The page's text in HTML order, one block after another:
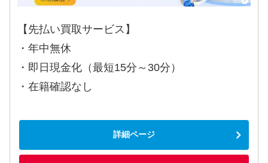
【先払い買取サービス】
・年中無休
・即日現金化（最短15分～30分）
・在籍確認なし
詳細ページ